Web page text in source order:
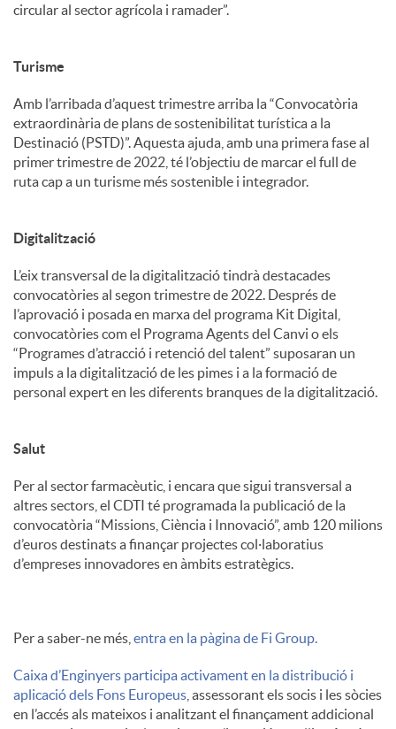
circular al sector agrícola i ramader”.
Turisme
Amb l’arribada d’aquest trimestre arriba la “Convocatòria
extraordinària de plans de sostenibilitat turística a la
Destinació (PSTD)”. Aquesta ajuda, amb una primera fase al
primer trimestre de 2022, té l’objectiu de marcar el full de
ruta cap a un turisme més sostenible i integrador.
Digitalització
L’eix transversal de la digitalització tindrà destacades
convocatòries al segon trimestre de 2022. Després de
l’aprovació i posada en marxa del programa Kit Digital,
convocatòries com el Programa Agents del Canvi o els
“Programes d’atracció i retenció del talent” suposaran un
impuls a la digitalització de les pimes i a la formació de
personal expert en les diferents branques de la digitalització.
Salut
Per al sector farmacèutic, i encara que sigui transversal a
altres sectors, el CDTI té programada la publicació de la
convocatòria “Missions, Ciència i Innovació”, amb 120 milions
d’euros destinats a finançar projectes col·laboratius
d’empreses innovadores en àmbits estratègics.
Per a saber-ne més, entra en la pàgina de Fi Group.
Caixa d’Enginyers participa activament en la distribució i
aplicació dels Fons Europeus , assessorant els socis i les sòcies
en l’accés als mateixos i analitzant el finançament addicional